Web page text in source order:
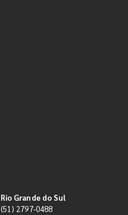
Rio Grande do Sul
(51) 2797-0488